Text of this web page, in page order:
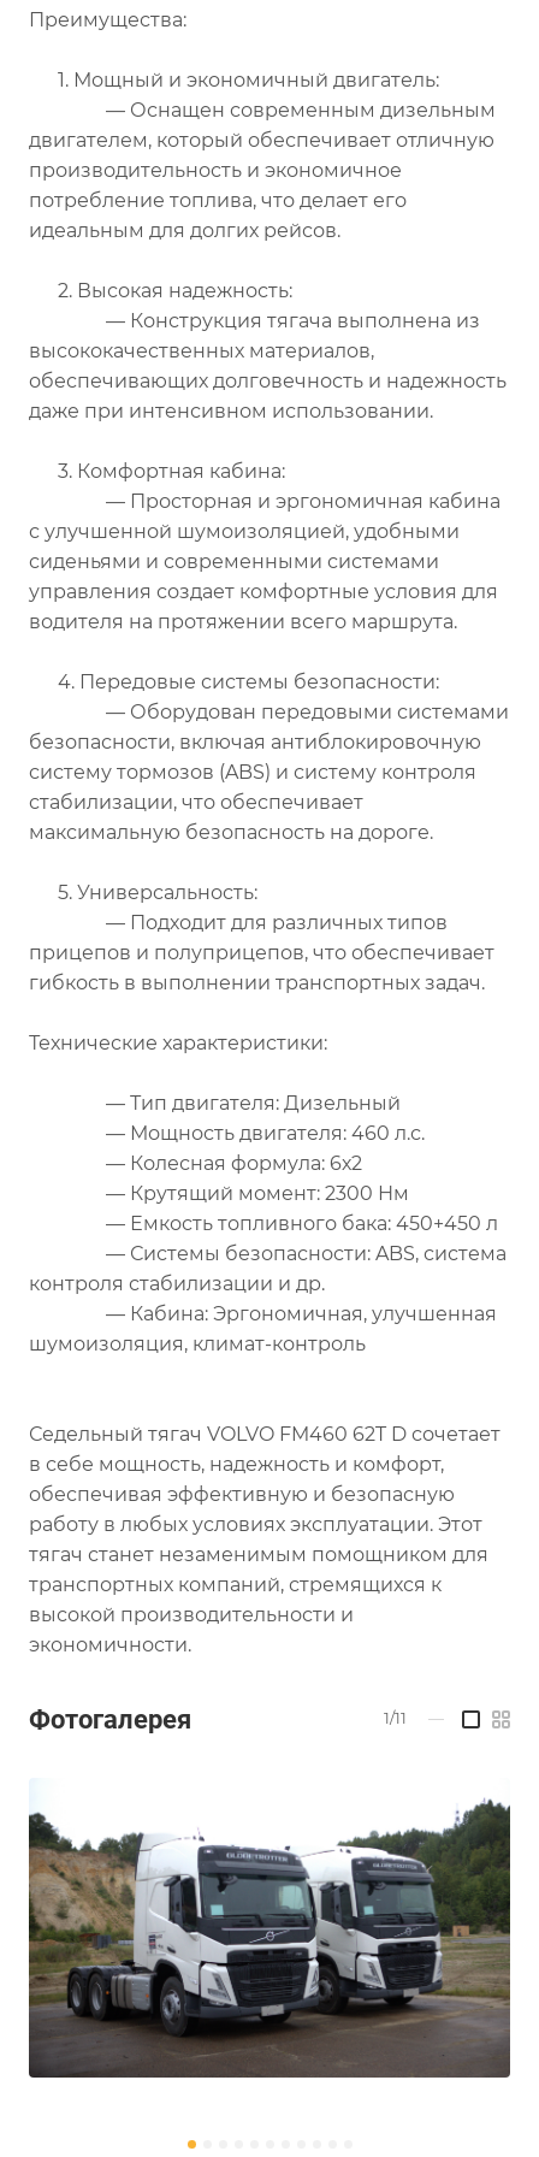
Преимущества:
1. Мощный и экономичный двигатель:
— Оснащен современным дизельным
двигателем, который обеспечивает отличную
производительность и экономичное
потребление топлива, что делает его
идеальным для долгих рейсов.
2. Высокая надежность:
— Конструкция тягача выполнена из
высококачественных материалов,
обеспечивающих долговечность и надежность
даже при интенсивном использовании.
3. Комфортная кабина:
— Просторная и эргономичная кабина
с улучшенной шумоизоляцией, удобными
сиденьями и современными системами
управления создает комфортные условия для
водителя на протяжении всего маршрута.
4. Передовые системы безопасности:
— Оборудован передовыми системами
безопасности, включая антиблокировочную
систему тормозов (ABS) и систему контроля
стабилизации, что обеспечивает
максимальную безопасность на дороге.
5. Универсальность:
— Подходит для различных типов
прицепов и полуприцепов, что обеспечивает
гибкость в выполнении транспортных задач.
Технические характеристики:
— Тип двигателя: Дизельный
— Мощность двигателя: 460 л.с.
— Колесная формула: 6х2
— Крутящий момент: 2300 Нм
— Емкость топливного бака: 450+450 л
— Системы безопасности: ABS, система
контроля стабилизации и др.
— Кабина: Эргономичная, улучшенная
шумоизоляция, климат-контроль
Седельный тягач VOLVO FM460 62T D сочетает
в себе мощность, надежность и комфорт,
обеспечивая эффективную и безопасную
работу в любых условиях эксплуатации. Этот
тягач станет незаменимым помощником для
транспортных компаний, стремящихся к
высокой производительности и
экономичности.
Фотогалерея 1/11 —